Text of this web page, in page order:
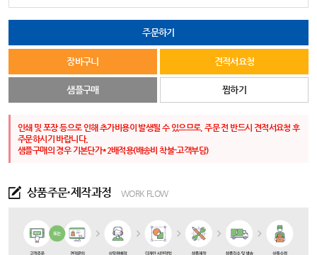
주문하기
장바구니 견적서요청
샘플구매 찜하기
인쇄 및 포장 등으로 인해 추가비용이 발생될 수 있으므로, 주문 전 반드시 견적서요청 후
주문하시기 바랍니다.
샘플구매의 경우 기본단가*2배적용(배송비 착불-고객부담)
상품주문·제작과정 WORK FLOW